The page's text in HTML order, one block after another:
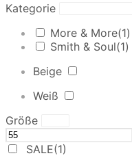
Kategorie
More & More(1)
Smith & Soul(1)
Beige
Weiß
Größe
SALE(1)